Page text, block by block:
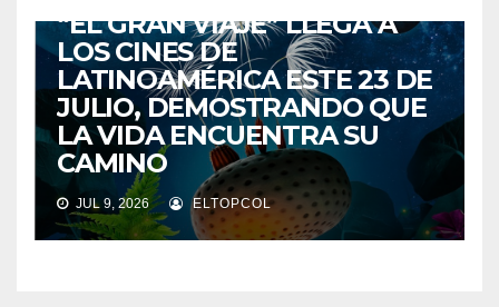
“EL GRAN VIAJE” LLEGA A
LOS CINES DE
LATINOAMÉRICA ESTE 23 DE
JULIO, DEMOSTRANDO QUE
LA VIDA ENCUENTRA SU
CAMINO
JUL 9, 2026 ELTOPCOL